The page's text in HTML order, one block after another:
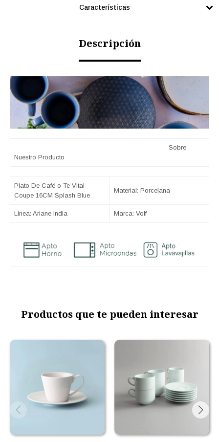
Características
Descripción
Sobre
Nuestro Producto
Plato De Café o Te Vital
Coupe 16CM Splash Blue
Material: Porcelana
Linea: Ariane India Marca: Volf
Productos que te pueden interesar